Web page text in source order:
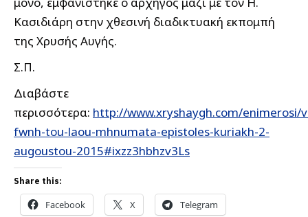
Κασιδιάρη στην χθεσινή διαδικτυακή εκπομπή
της Χρυσής Αυγής.
Σ.Π.
Διαβάστε
περισσότερα: http://www.xryshaygh.com/enimerosi/
fwnh-tou-laou-mhnumata-epistoles-kuriakh-2-
augoustou-2015#ixzz3hbhzv3Ls
Share this:
Facebook X Telegram